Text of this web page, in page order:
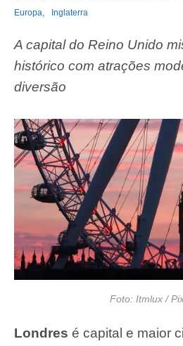
Europa, Inglaterra
A capital do Reino Unido
histórico com atrações
diversão
Foto: Itmlux /
Londres é capital e maior